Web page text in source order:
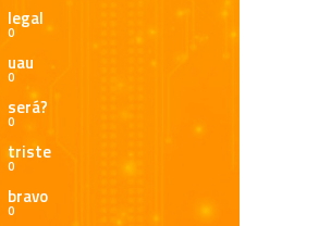
legal
0
uau
0
será?
0
triste
0
bravo
0